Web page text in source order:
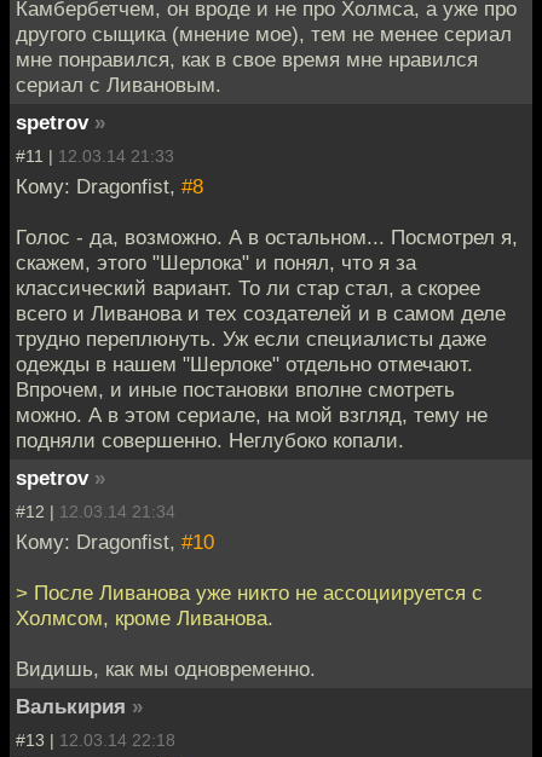
Камбербетчем, он вроде и не про Холмса, а уже про
другого сыщика (мнение мое), тем не менее сериал
мне понравился, как в свое время мне нравился
сериал с Ливановым.
spetrov »
#11 | 12.03.14 21:33
Кому: Dragonfist, #8
Голос - да, возможно. А в остальном... Посмотрел я,
скажем, этого "Шерлока" и понял, что я за
классический вариант. То ли стар стал, а скорее
всего и Ливанова и тех создателей и в самом деле
трудно переплюнуть. Уж если специалисты даже
одежды в нашем "Шерлоке" отдельно отмечают.
Впрочем, и иные постановки вполне смотреть
можно. А в этом сериале, на мой взгляд, тему не
подняли совершенно. Неглубоко копали.
spetrov »
#12 | 12.03.14 21:34
Кому: Dragonfist, #10
> После Ливанова уже никто не ассоциируется с
Холмсом, кроме Ливанова.
Видишь, как мы одновременно.
Валькирия »
#13 | 12.03.14 22:18